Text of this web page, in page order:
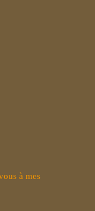
à mes